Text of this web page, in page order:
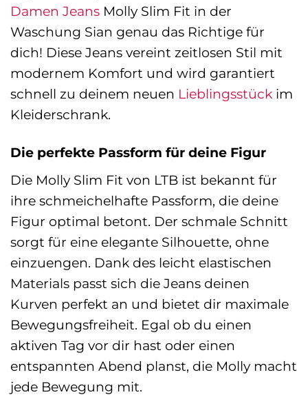
Damen Jeans Molly Slim Fit in der
Waschung Sian genau das Richtige für
dich! Diese Jeans vereint zeitlosen Stil mit
modernem Komfort und wird garantiert
schnell zu deinem neuen Lieblingsstück im
Kleiderschrank.
Die perfekte Passform für deine Figur
Die Molly Slim Fit von LTB ist bekannt für
ihre schmeichelhafte Passform, die deine
Figur optimal betont. Der schmale Schnitt
sorgt für eine elegante Silhouette, ohne
einzuengen. Dank des leicht elastischen
Materials passt sich die Jeans deinen
Kurven perfekt an und bietet dir maximale
Bewegungsfreiheit. Egal ob du einen
aktiven Tag vor dir hast oder einen
entspannten Abend planst, die Molly macht
jede Bewegung mit.